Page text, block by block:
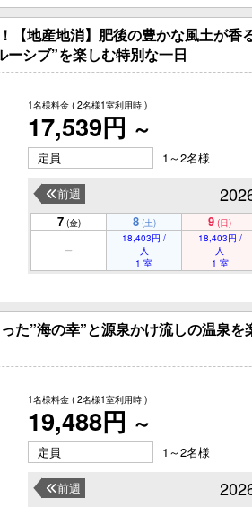
【地産地消】肥後の豊かな風土が香
”を楽しむ特別な一日
1名様料金 ( 2名様1室利用時 )
17,539円 ～
定員 1～2名様
前週
7 (金) 8 (土) 9 (日)
18,403円 /
人
1 室
18,403円 /
人
1 室
た”海の幸”と源泉かけ流しの温泉
1名様料金 ( 2名様1室利用時 )
19,488円 ～
定員 1～2名様
前週